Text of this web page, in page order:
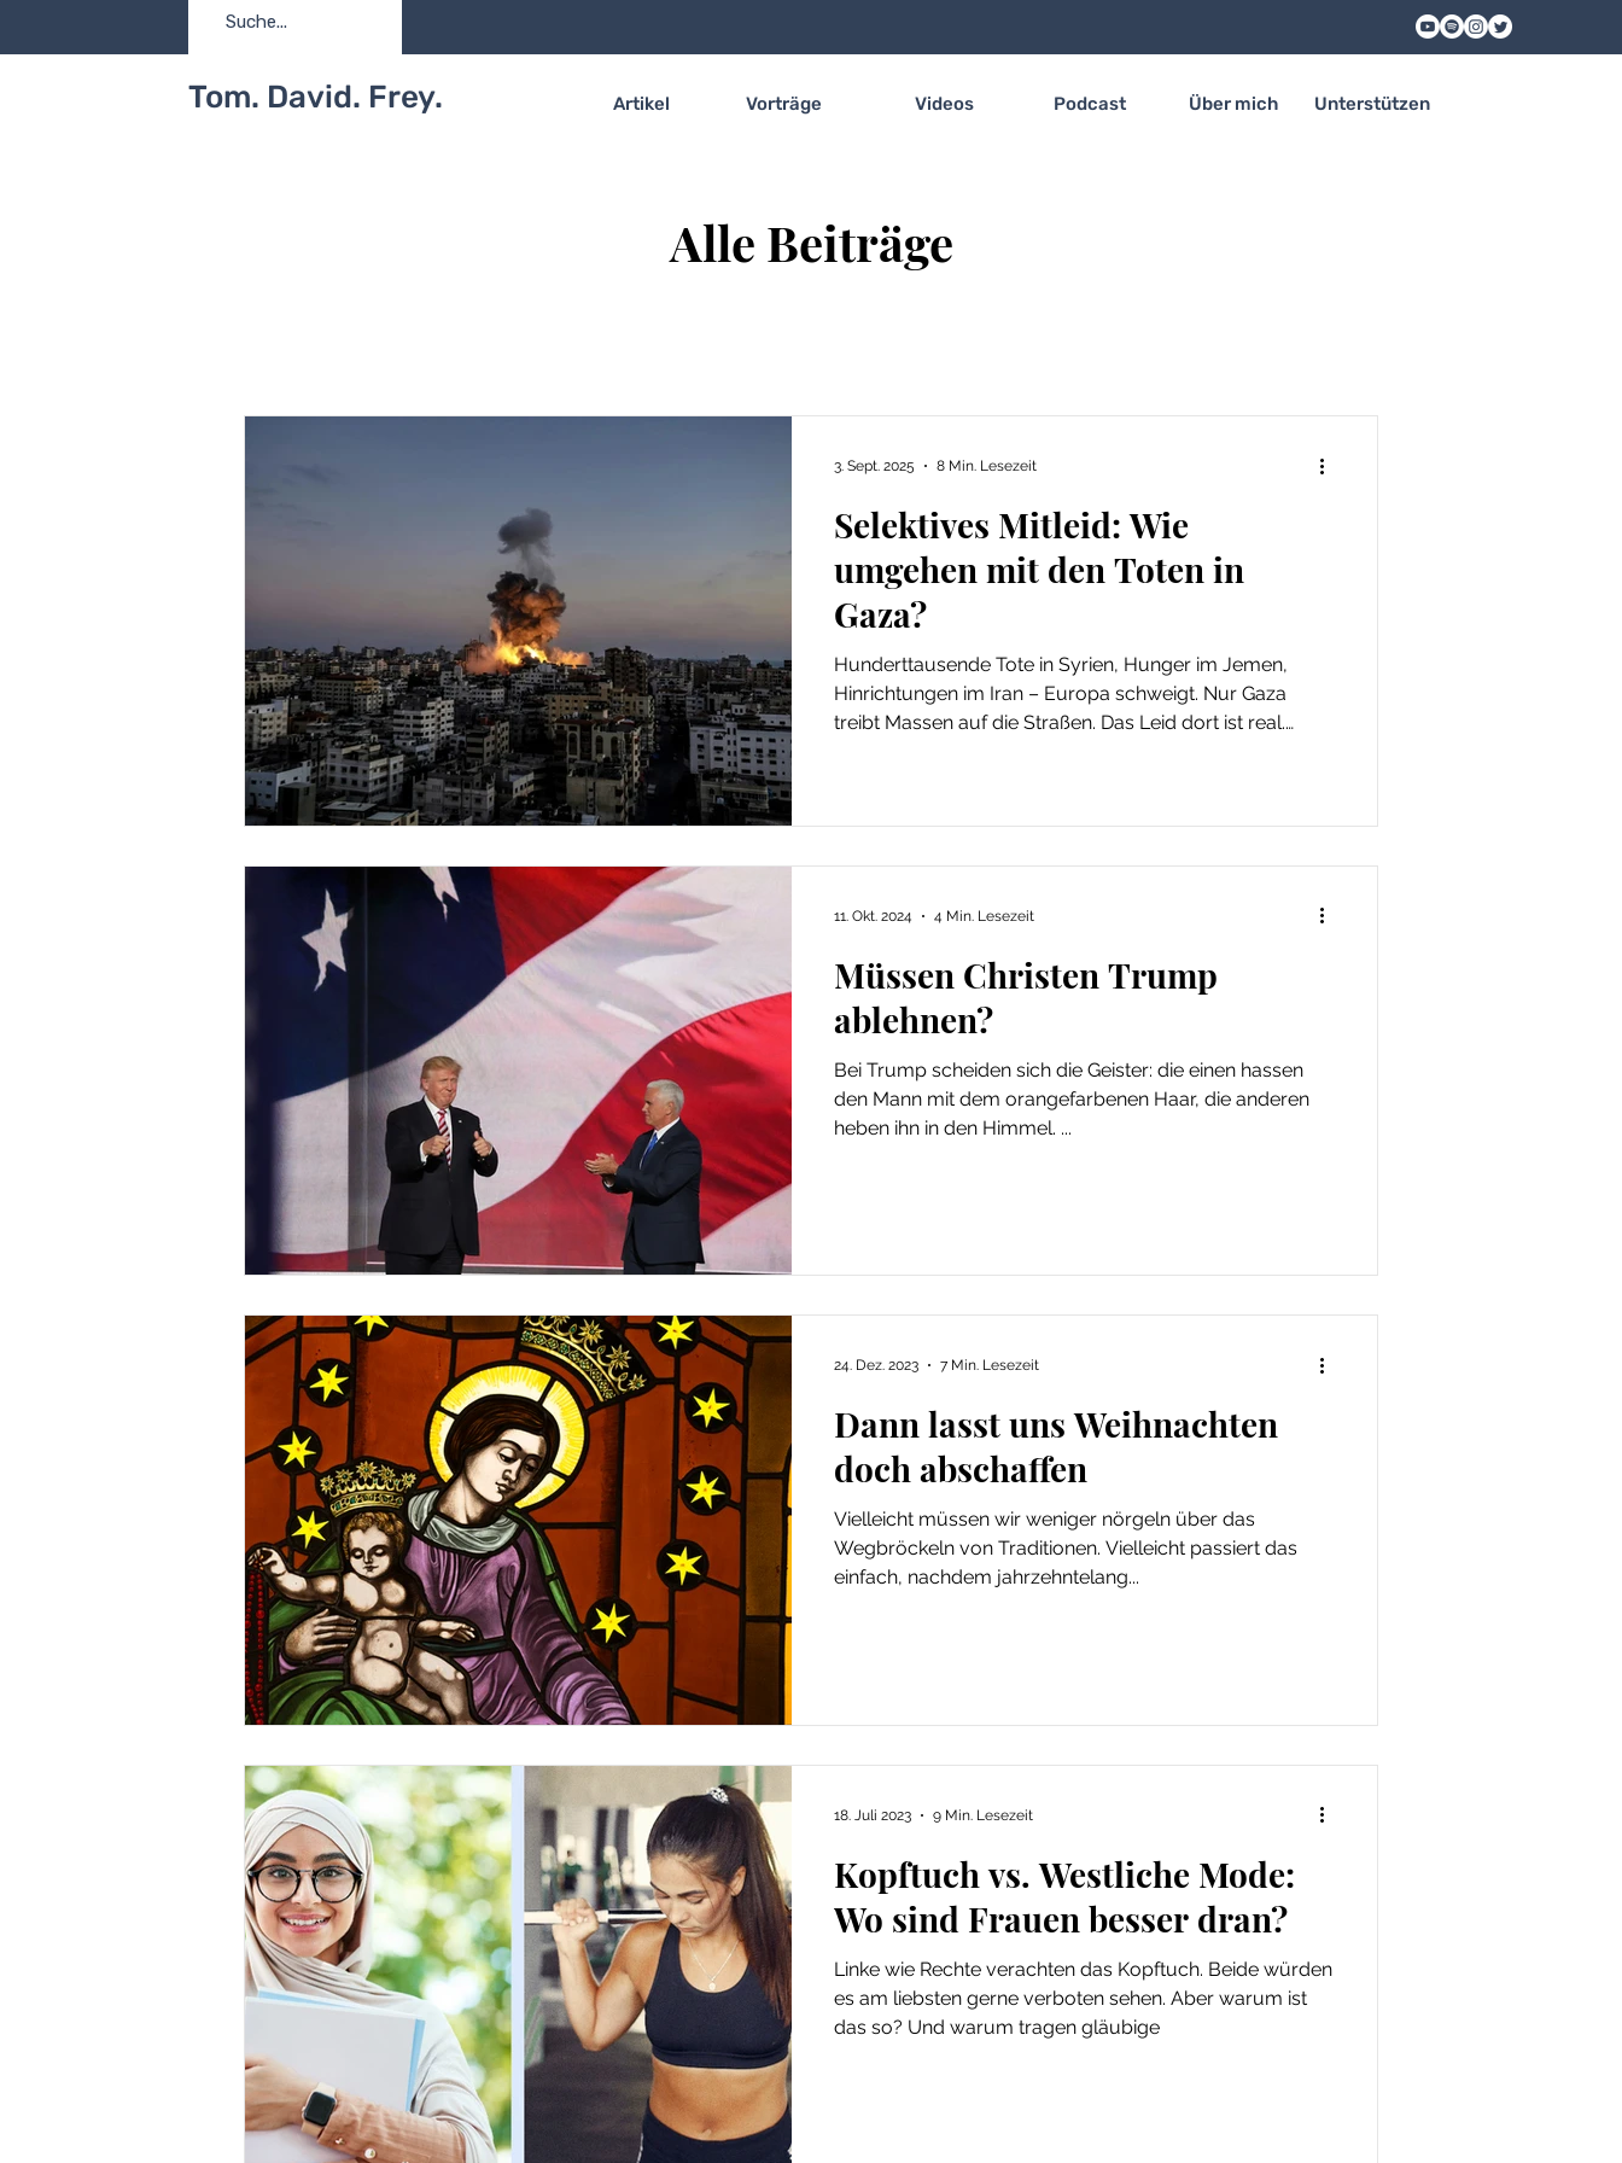
Tom. David. Frey. Artikel Vorträge Videos Podcast Über mich Unterstützen
Alle Beiträge
Selektives Mitleid: Wie
umgehen mit den Toten in
Gaza?
Hunderttausende Tote in Syrien, Hunger im Jemen,
Hinrichtungen im Iran – Europa schweigt. Nur Gaza
treibt Massen auf die Straßen. Das Leid dort ist real.
3. Sept. 2025 8 Min. Lesezeit
Müssen Christen Trump
ablehnen?
Bei Trump scheiden sich die Geister: die einen hassen
den Mann mit dem orangefarbenen Haar, die anderen
heben ihn in den Himmel. ...
11. Okt. 2024 4 Min. Lesezeit
Dann lasst uns Weihnachten
doch abschaffen
Vielleicht müssen wir weniger nörgeln über das
Wegbröckeln von Traditionen. Vielleicht passiert das
einfach, nachdem jahrzehntelang...
24. Dez. 2023 7 Min. Lesezeit
Kopftuch vs. Westliche Mode:
Wo sind Frauen besser dran?
Linke wie Rechte verachten das Kopftuch. Beide würden
es am liebsten gerne verboten sehen. Aber warum ist
das so? Und warum tragen gläubige
18. Juli 2023 9 Min. Lesezeit